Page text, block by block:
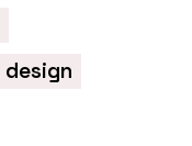
design